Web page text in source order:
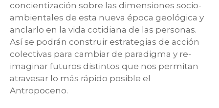
concientización sobre las dimensiones socio-
ambientales de esta nueva época geológica y
anclarlo en la vida cotidiana de las personas.
Así se podrán construir estrategias de acción
colectivas para cambiar de paradigma y re-
imaginar futuros distintos que nos permitan
atravesar lo más rápido posible el
Antropoceno.